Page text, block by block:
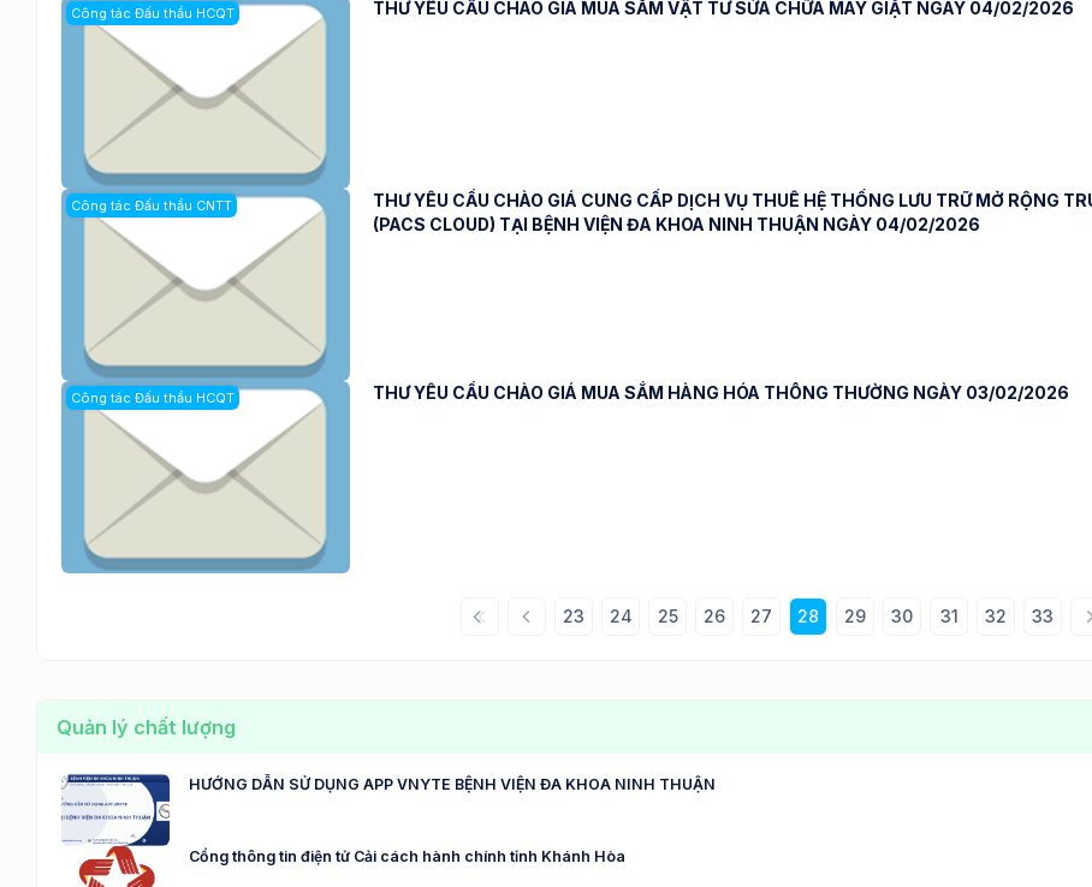
Công tác Đấu thầu HCQT THƯ YÊU CẦU CHÀO GIÁ MUA SẮM VẬT TƯ SỬA CHỮA MÁY GIẶT NGÀY 04/02/2026
Công tác Đấu thầu CNTT
THƯ YÊU CẦU CHÀO GIÁ CUNG CẤP DỊCH VỤ THUÊ HỆ THỐNG LƯU TRỮ MỞ RỘNG
(PACS CLOUD) TẠI BỆNH VIỆN ĐA KHOA NINH THUẬN NGÀY 04/02/2026
Công tác Đấu thầu HCQT THƯ YÊU CẦU CHÀO GIÁ MUA SẮM HÀNG HÓA THÔNG THƯỜNG NGÀY 03/02/2026
23 24 25 26 27 28 29 30 31 32 33
Quản lý chất lượng
HƯỚNG DẪN SỬ DỤNG APP VNYTE BỆNH VIỆN ĐA KHOA NINH THUẬN
Cổng thông tin điện tử Cải cách hành chính tỉnh Khánh Hòa